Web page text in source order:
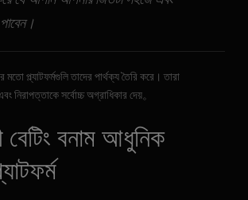
মতো প্ল্যাটফর্মগুলি তাদের পার্থক্য তৈরি করে। তারা
নিরাপত্তাকে সর্বোচ্চ অগ্রাধিকার দেয়。
বেটিং বনাম আধুনিক